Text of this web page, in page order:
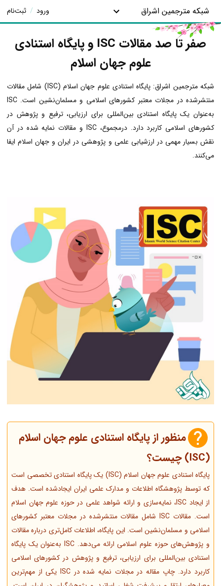
شبکه مترجمین اشراق ورود / ثبت‌نام
صفر تا صد مقالات ISC و پایگاه استنادی
علوم جهان اسلام
شبکه مترجمین اشراق: پایگاه استنادی علوم جهان اسلام (ISC) شامل مقالات
منتشرشده در مجلات معتبر کشورهای اسلامی و مسلمان‌نشین است. ISC
به‌عنوان یک پایگاه استنادی بین‌المللی برای ارزیابی، ترفیع و پژوهش در
کشورهای اسلامی کاربرد دارد. درمجموع، ISC و مقالات نمایه شده در آن
نقش بسیار مهمی در ارزشیابی علمی و پژوهشی در ایران و جهان اسلام ایفا
می‌کنند.
منظور از پایگاه استنادی علوم جهان اسلام
(ISC) چیست؟
پایگاه استنادی علوم جهان اسلام (ISC) یک پایگاه استنادی تخصصی است
که توسط پژوهشگاه اطلاعات و مدارک علمی ایران ایجادشده است. هدف
از ایجاد ISC، نمایه‌سازی و ارائه شواهد علمی در حوزه علوم جهان اسلام
است. مقالات ISC شامل مقالات منتشرشده در مجلات معتبر کشورهای
اسلامی و مسلمان‌نشین است. این پایگاه، اطلاعات کامل‌تری درباره مقالات
و پژوهش‌های حوزه علوم اسلامی ارائه می‌دهد. ISC به‌عنوان یک پایگاه
استنادی بین‌المللی برای ارزیابی، ترفیع و پژوهش در کشورهای اسلامی
کاربرد دارد. چاپ مقاله در مجلات نمایه شده در ISC یکی از مهم‌ترین